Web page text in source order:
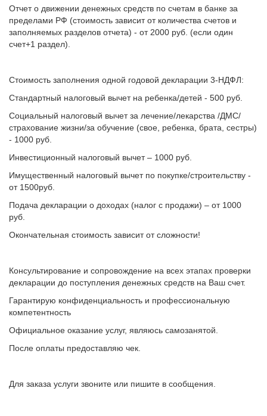
Отчет о движении денежных средств по счетам в банке за
пределами РФ (стоимость зависит от количества счетов и
заполняемых разделов отчета) - от 2000 руб. (если один
счет+1 раздел).
Стоимость заполнения одной годовой декларации 3-НДФЛ:
Стандартный налоговый вычет на ребенка/детей - 500 руб.
Социальный налоговый вычет за лечение/лекарства /ДМС/
страхование жизни/за обучение (свое, ребенка, брата, сестры)
- 1000 руб.
Инвестиционный налоговый вычет – 1000 руб.
Имущественный налоговый вычет по покупке/строительству -
от 1500руб.
Подача декларации о доходах (налог с продажи) – от 1000
руб.
Окончательная стоимость зависит от сложности!
Консультирование и сопровождение на всех этапах проверки
декларации до поступления денежных средств на Ваш счет.
Гарантирую конфиденциальность и профессиональную
компетентность
Официальное оказание услуг, являюсь самозанятой.
После оплаты предоставляю чек.
Для заказа услуги звоните или пишите в сообщения.